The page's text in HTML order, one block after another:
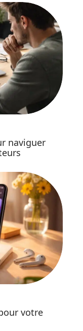
naviguer
votre